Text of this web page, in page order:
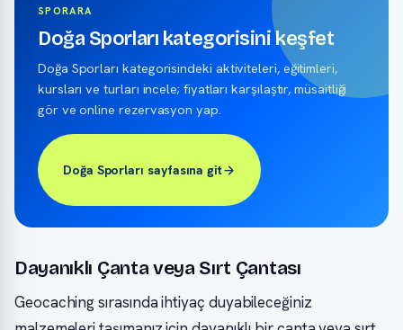
SPORARA
Doğa Sporları kategorisini keşfet
Doğa Sporları kategorisindeki aktiviteleri, eğitimleri,
kursları ve turları incele; fiyatları karşılaştır, müsaitliği
gör ve online rezervasyon yap.
Doğa Sporları sayfasına git
Dayanıklı Çanta veya Sırt Çantası
Geocaching sırasında ihtiyaç duyabileceğiniz